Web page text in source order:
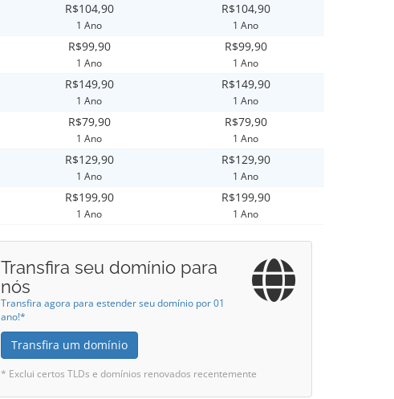
R$104,90
1 Ano
R$104,90
1 Ano
R$99,90
1 Ano
R$99,90
1 Ano
R$149,90
1 Ano
R$149,90
1 Ano
R$79,90
1 Ano
R$79,90
1 Ano
R$129,90
1 Ano
R$129,90
1 Ano
R$199,90
1 Ano
R$199,90
1 Ano
Transfira seu domínio para
nós
Transfira agora para estender seu domínio por 01
ano!*
Transfira um domínio
* Exclui certos TLDs e domínios renovados recentemente